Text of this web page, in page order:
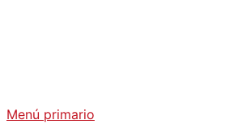
Menú primario